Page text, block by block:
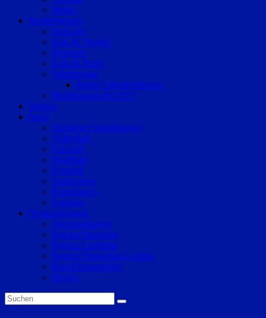
Wetter
Sonderthemen
Podcasts
Kids & Teenies
Senioren
Katz & Hund
Valentinstag
Meine Liebeserklärung
Bundestagswahl 2017
Vereine
Sport
Eishockey/Inlinehockey
Volleyball
Fussball
Handball
Football
Trabrennen
Kampfsport
Sonstige
Veranstaltungen
Veranstaltungen
Region Straubing
Region Landshut
Region Dingolfing-Landau
Raum Deggendorf
Bluval